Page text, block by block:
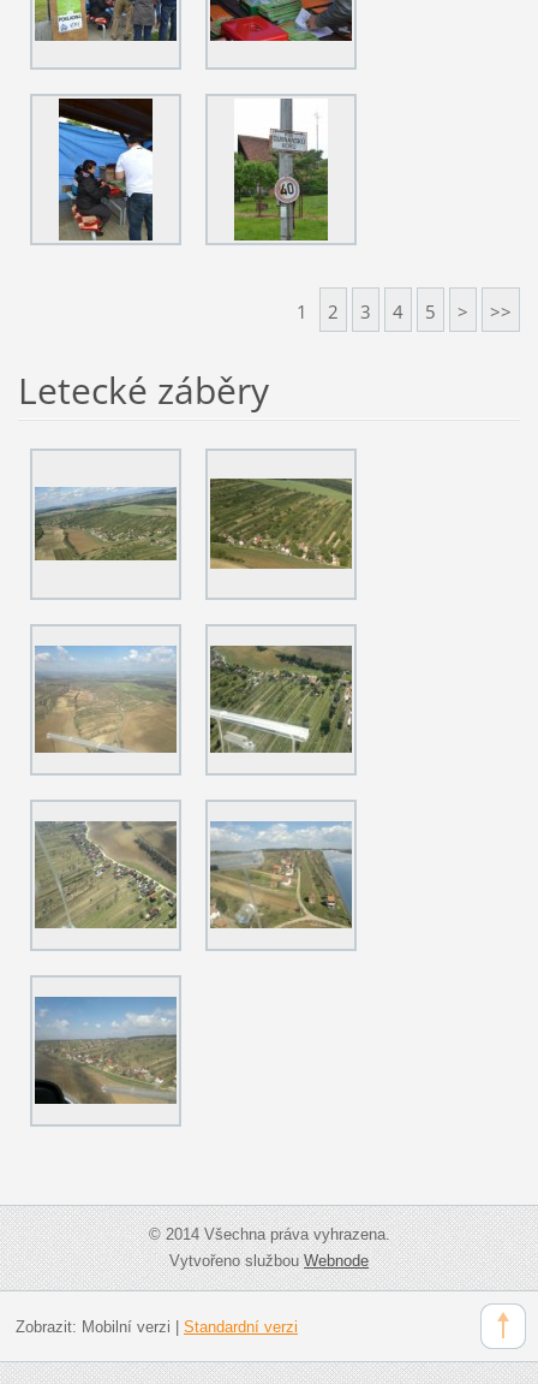
1 2 3 4 5 > >>
Letecké záběry
© 2014 Všechna práva vyhrazena.
Vytvořeno službouWebnode
Zobrazit: Mobilní verzi Standardní verzi